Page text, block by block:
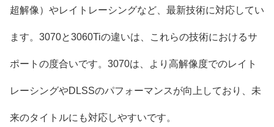
超解像）やレイトレーシングなど、最新技術に対応してい
ます。3070と3060Tiの違いは、これらの技術におけるサ
ポートの度合いです。3070は、より高解像度でのレイト
レーシングやDLSSのパフォーマンスが向上しており、未
来のタイトルにも対応しやすいです。